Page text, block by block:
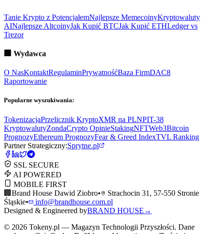
Tanie Krypto z PotencjałemNajlepsze MemecoinyKryptowaluty
AINajlepsze AltcoinyJak Kupić BTCJak Kupić ETHLedger vs
Trezor
🏢 Wydawca
O NasKontaktRegulaminPrywatnośćBaza FirmDAC8
Raportowanie
Popularne wyszukiwania:
TokenizacjaPrzelicznik KryptoXMR na PLNPIT-38
KryptowalutyZondaCrypto OpinieStakingNFTWeb3Bitcoin
PrognozyEthereum PrognozyFear & Greed IndexTVL Ranking
Partner Strategiczny:Sprytne.pl
SSL SECURE
AI POWERED
MOBILE FIRST
🏢 Brand House Dawid Ziobro•
Strachocin 31, 57-550 Stronie
Śląskie•
info@brandhouse.com.pl
Designed & Engineered byBRAND HOUSE →
© 2026 Tokeny.pl — Magazyn Technologii Przyszłości. Dane